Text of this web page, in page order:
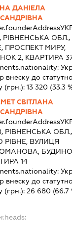
ДАНІЕЛА
РІВНЕНСЬКА ОБЛ.,
ПРОСПЕКТ МИРУ,
2, КВАРТИРА
внеску до
(грн.):13 320 (33.3
СВІТЛАНА
РІВНЕНСЬКА ОБЛ.,
РІВНЕ, ВУЛИЦЯ
14
внеску до
(грн.):26 680 (66.7